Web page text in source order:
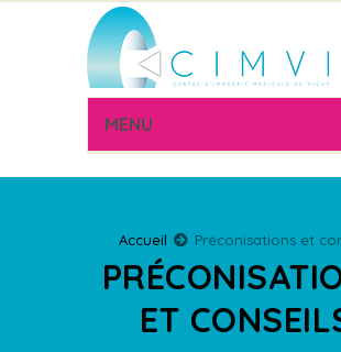
MENU
Accueil Préconisations et
ET